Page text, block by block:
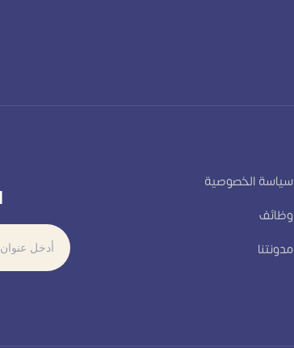
سياسة الخصوصية
وظائف
مدونتنا